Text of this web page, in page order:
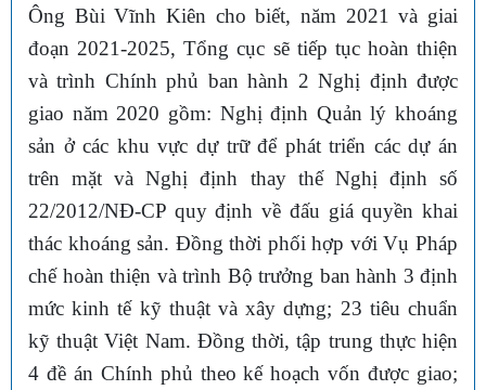
Ông Bùi Vĩnh Kiên cho biết, năm 2021 và giai
đoạn 2021-2025, Tổng cục sẽ tiếp tục hoàn thiện
và trình Chính phủ ban hành 2 Nghị định được
giao năm 2020 gồm: Nghị định Quản lý khoáng
sản ở các khu vực dự trữ để phát triển các dự án
trên mặt và Nghị định thay thế Nghị định số
22/2012/NĐ-CP quy định về đấu giá quyền khai
thác khoáng sản. Đồng thời phối hợp với Vụ Pháp
chế hoàn thiện và trình Bộ trưởng ban hành 3 định
mức kinh tế kỹ thuật và xây dựng; 23 tiêu chuẩn
kỹ thuật Việt Nam. Đồng thời, tập trung thực hiện
4 đề án Chính phủ theo kế hoạch vốn được giao;